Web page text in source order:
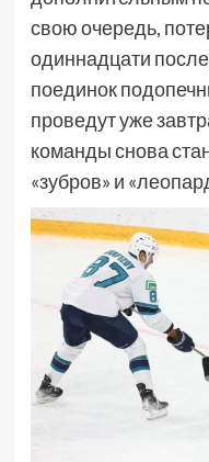
свою очередь,
одиннадцати
поединок
проведут уже
команды снова
«зубров» и